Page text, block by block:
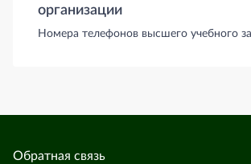
организации
Номера телефонов высшего учебного
Обратная связь